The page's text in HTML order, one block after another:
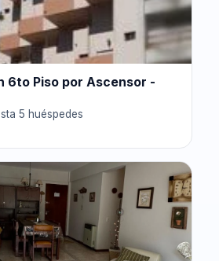
6to Piso por Ascensor -
5 huéspedes